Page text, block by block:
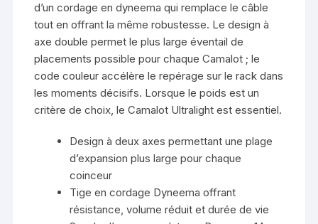
d’un cordage en dyneema qui remplace le câble
tout en offrant la même robustesse. Le design à
axe double permet le plus large éventail de
placements possible pour chaque Camalot ; le
code couleur accélère le repérage sur le rack dans
les moments décisifs. Lorsque le poids est un
critère de choix, le Camalot Ultralight est essentiel.
Design à deux axes permettant une plage
d’expansion plus large pour chaque
coinceur
Tige en cordage Dyneema offrant
résistance, volume réduit et durée de vie